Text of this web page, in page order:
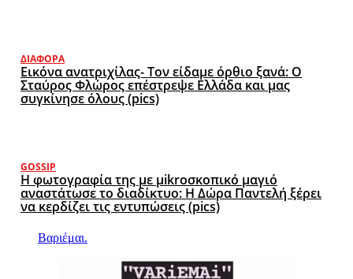
ΔΙΆΦΟΡΑ
Εικόνα ανατριχίλας- Τον είδαμε όρθιο ξανά: Ο
Σταύρος Φλώρος επέστρεψε Ελλάδα και μας
συγκίνησε όλους (pics)
GOSSIP
Η φωτογραφία της με μikroσκοπικό μαγιό
αναστάτωσε το διαδίκτυο: Η Δώρα Παντελή ξέρει
να κερδίζει τις εντυπώσεις (pics)
Βαριέμαι.